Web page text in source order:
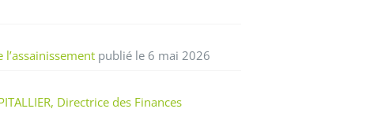
publié le 6 mai 2026
Directrice des Finances